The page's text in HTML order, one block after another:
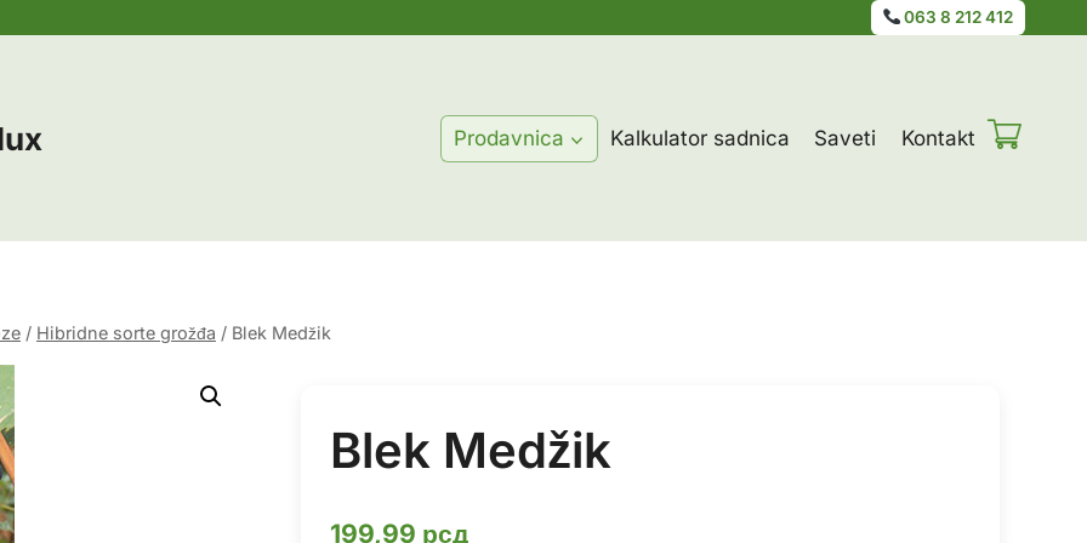
063 8 212 412
Prodavnica Kalkulator sadnica Saveti Kontakt
/ Hibridne sorte grožđa / Blek Medžik
Blek Medžik
199,99 рсд